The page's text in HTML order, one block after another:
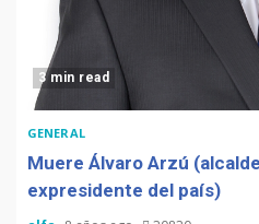
3 min read
GENERAL
Muere Álvaro Arzú
expresidente del país)